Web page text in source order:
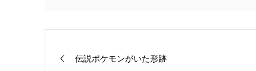
伝説ポケモンがいた形跡